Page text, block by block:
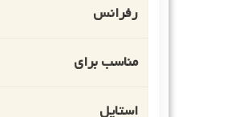
رفرانس
مناسب برای
استایل